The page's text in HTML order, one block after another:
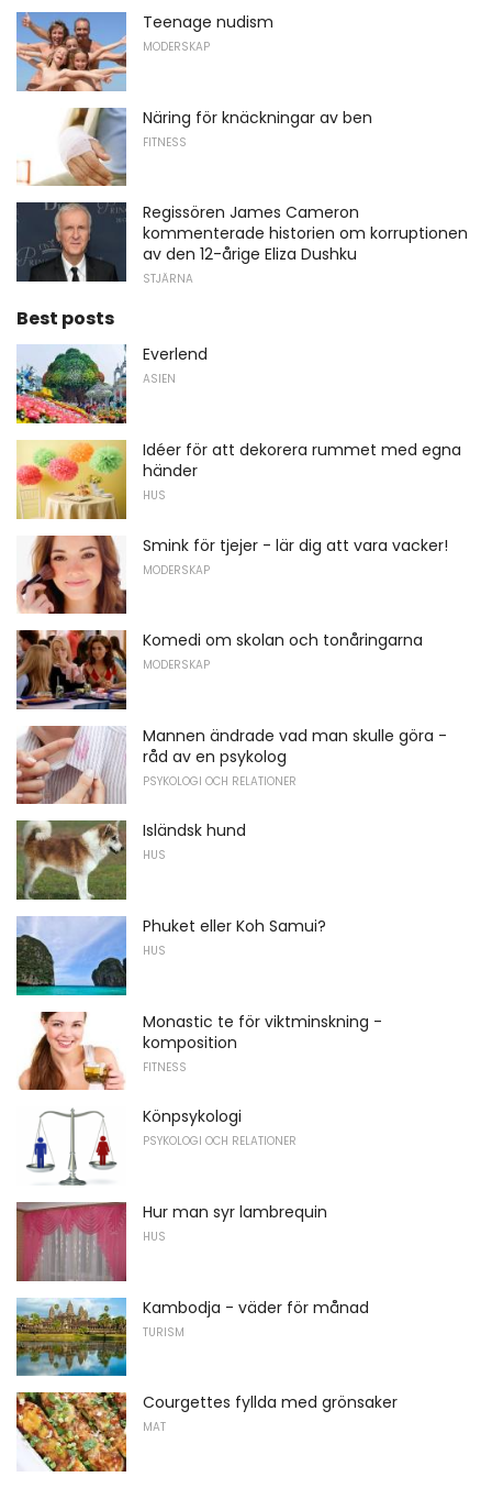
Teenage nudism
MODERSKAP
Näring för knäckningar av ben
FITNESS
Regissören James Cameron
kommenterade historien om korruptionen
av den 12-årige Eliza Dushku
STJÄRNA
Best posts
Everlend
ASIEN
Idéer för att dekorera rummet med egna
händer
HUS
Smink för tjejer - lär dig att vara vacker!
MODERSKAP
Komedi om skolan och tonåringarna
MODERSKAP
Mannen ändrade vad man skulle göra -
råd av en psykolog
PSYKOLOGI OCH RELATIONER
Isländsk hund
HUS
Phuket eller Koh Samui?
HUS
Monastic te för viktminskning -
komposition
FITNESS
Könpsykologi
PSYKOLOGI OCH RELATIONER
Hur man syr lambrequin
HUS
Kambodja - väder för månad
TURISM
Courgettes fyllda med grönsaker
MAT